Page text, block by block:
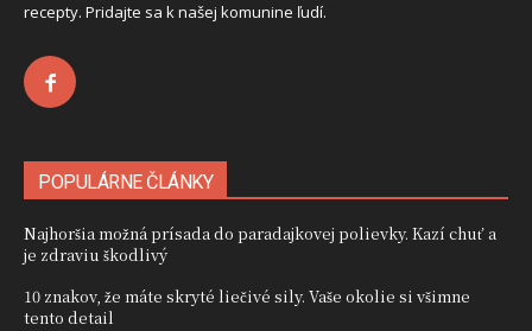
recepty. Pridajte sa k našej komunine ľudí.
POPULÁRNE ČLÁNKY
Najhoršia možná prísada do paradajkovej polievky. Kazí chuť a
je zdraviu škodlivý
10 znakov, že máte skryté liečivé sily. Vaše okolie si všimne
tento detail